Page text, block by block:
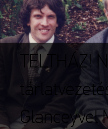
TELTHÁZ!
Glanceyvel